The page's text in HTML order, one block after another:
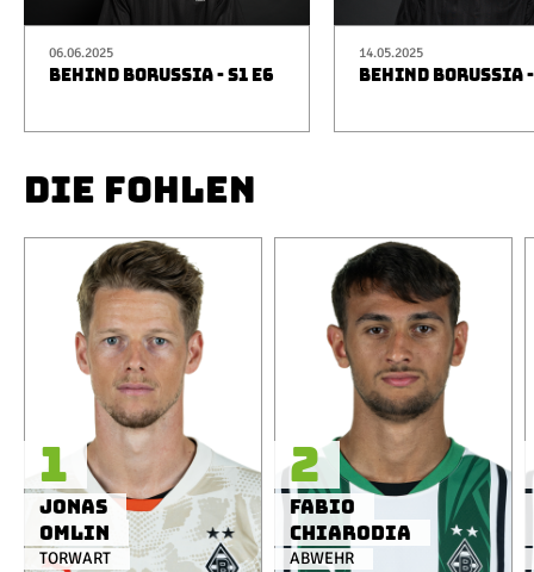
06.06.2025
BEHIND BORUSSIA - S1 E6
14.05.2025
BEHIND BORUSSIA
DIE FOHLEN
TORWART
Jonas
Omlin
1
ABWEHR
Fabio
Chiarodia
2